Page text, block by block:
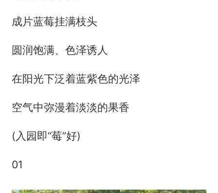
成片蓝莓挂满枝头
圆润饱满、色泽诱人
在阳光下泛着蓝紫色的光泽
空气中弥漫着淡淡的果香
(入园即“莓”好)
01